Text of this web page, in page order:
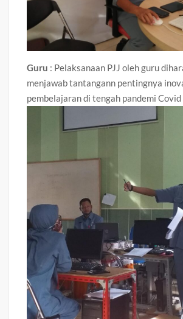
Guru : Pelaksanaan PJJ oleh guru
menjawab tantangann pentingnya
pembelajaran di tengah pandemi Covid